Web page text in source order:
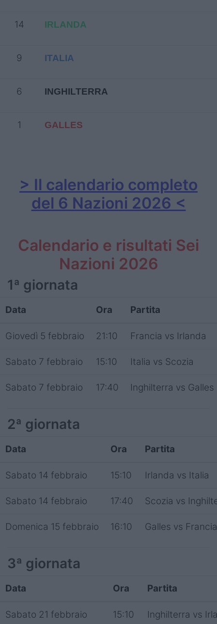
14 IRLANDA
9 ITALIA
6 INGHILTERRA
1 GALLES
> Il calendario completo
del 6 Nazioni 2026 <
Calendario e risultati Sei
Nazioni 2026
1ª giornata
Data Ora Partita
Giovedì 5 febbraio 21:10 Francia vs Irlanda
Sabato 7 febbraio 15:10 Italia vs Scozia
Sabato 7 febbraio 17:40 Inghilterra vs Galles
2ª giornata
Data Ora Partita
Sabato 14 febbraio 15:10 Irlanda vs Italia
Sabato 14 febbraio 17:40 Scozia vs
Domenica 15 febbraio 16:10 Galles vs Francia
3ª giornata
Data Ora Partita
Sabato 21 febbraio 15:10 Inghilterra vs